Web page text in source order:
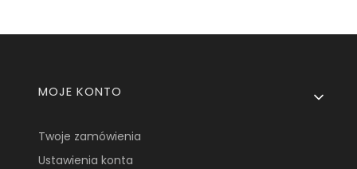
Linki w stopce
MOJE KONTO
Twoje zamówienia
Ustawienia konta